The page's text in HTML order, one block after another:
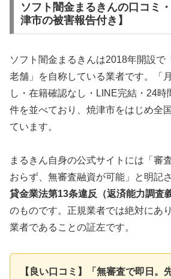
ソフト闇金まるきんの口コミ
津市の被害報告付き】
ソフト闇金まるきんは2018年開設で
老舗」を自称している業者です。「
し・在籍確認なし・LINE完結・24時
件を並べており、焼津市をはじめ全
ています。
まるきん自身の公式サイトには「審
おらず、無審査融資が可能」と明記
貸金業法第13条違反（返済能力調査
のものです。正規業者では絶対にあ
業者であることの証左です。
【良い口コミ】「無審査で即日。